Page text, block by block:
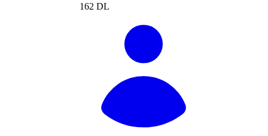
162 DL